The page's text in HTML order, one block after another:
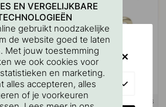
+ LENGTES + LENGTES
EN VERGELIJKBARE
gebruikt noodzakelijke
de website goed te laten
Met jouw toestemming
we ook cookies voor
en marketing.
alles accepteren, alles
of je voorkeuren
VISIT?